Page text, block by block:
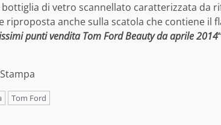
di vetro scannellato caratterizzata da
riproposta anche sulla scatola che contiene il
punti vendita Tom Ford Beauty da aprile 2014
Tom Ford